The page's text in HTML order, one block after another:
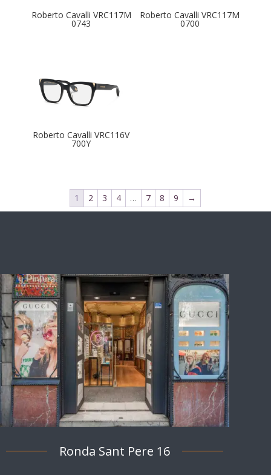
Roberto Cavalli VRC117M
0743
Roberto Cavalli VRC117M
0700
Roberto Cavalli VRC116V
700Y
1 2 3 4 … 7 8 9 →
Ronda Sant Pere 16